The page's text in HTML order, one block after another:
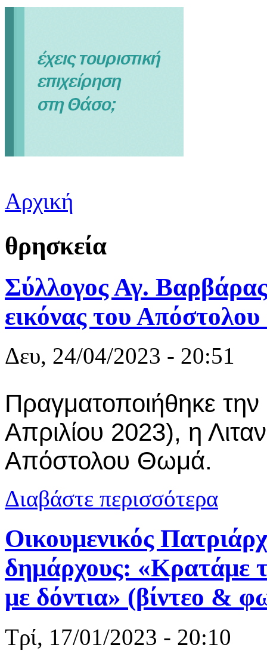
Είστε εδώ
Αρχική
θρησκεία
Σύλλογος Αγ.
εικόνας του
Δευ, 24/04/2023 - 20:51
Πραγματοποιήθηκε
Απριλίου 2023), η
Απόστολου Θωμά.
Διαβάστε περισσότερα
Οικουμενικός
δημάρχους: «Κρατάμε
με δόντια» (βίντεο &
Τρί, 17/01/2023 - 20:10